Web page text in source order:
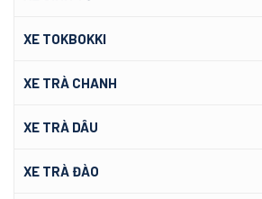
XE TOKBOKKI
XE TRÀ CHANH
XE TRÀ DÂU
XE TRÀ ĐÀO